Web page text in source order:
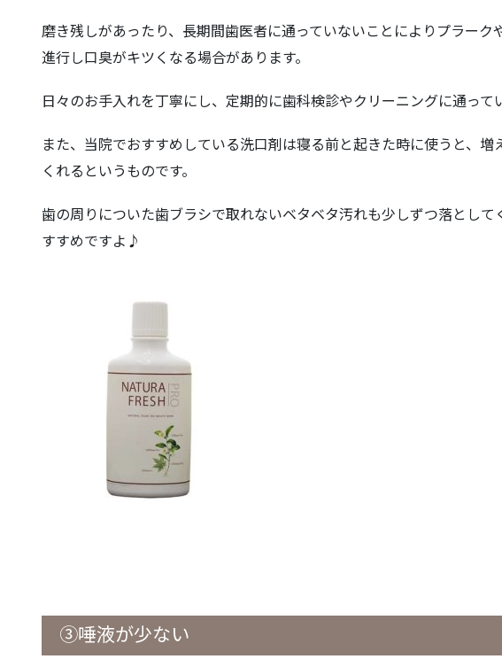
磨き残しがあったり、長期間歯医者に通っていないことによりプラー
進行し口臭がキツくなる場合があります。
日々のお手入れを丁寧にし、定期的に歯科検診やクリーニングに通っ
また、当院でおすすめしている洗口剤は寝る前と起きた時に使うと、
くれるというものです。
歯の周りについた歯ブラシで取れないベタベタ汚れも少しずつ落とし
すすめですよ♪
③唾液が少ない